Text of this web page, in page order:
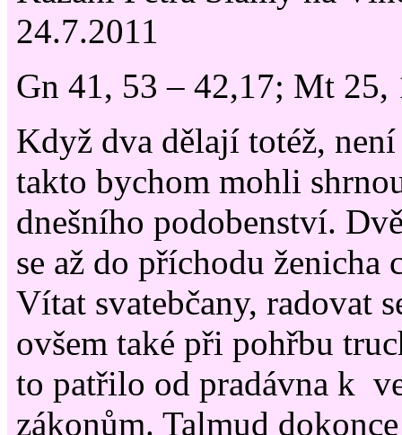
24.7.2011
Gn 41, 53 – 42,17; Mt 25,
Když dva dělají totéž,
takto bychom mohli
dnešního podobenství.
se až do příchodu ženicha
Vítat svatebčany, radovat
ovšem také při pohřbu
to patřilo od pradávna k
zákonům. Talmud